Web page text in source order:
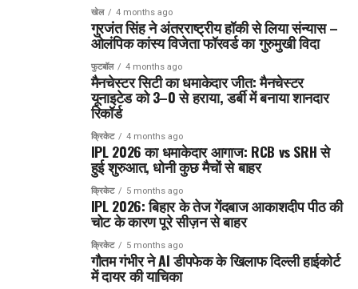
खेल 4 months ago
गुरजंत सिंह ने अंतरराष्ट्रीय हॉकी से लिया संन्यास –
ओलंपिक कांस्य विजेता फॉरवर्ड का गुरुमुखी विदा
फुटबॉल 4 months ago
मैनचेस्टर सिटी का धमाकेदार जीत: मैनचेस्टर
यूनाइटेड को 3–0 से हराया, डर्बी में बनाया शानदार
रिकॉर्ड
क्रिकेट 4 months ago
IPL 2026 का धमाकेदार आगाज: RCB vs SRH से
हुई शुरुआत, धोनी कुछ मैचों से बाहर
क्रिकेट 5 months ago
IPL 2026: बिहार के तेज गेंदबाज आकाशदीप पीठ की
चोट के कारण पूरे सीज़न से बाहर
क्रिकेट 5 months ago
गौतम गंभीर ने AI डीपफेक के खिलाफ दिल्ली हाईकोर्ट
में दायर की याचिका